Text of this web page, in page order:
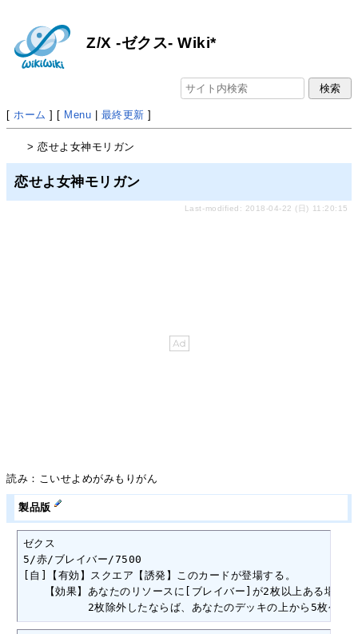
Z/X -ゼクス- Wiki*
[ ホーム ] [ Menu | 最終更新 ]
> 恋せよ女神モリガン
恋せよ女神モリガン
Last-modified: 2018-04-22 (日) 11:20:15
読み：こいせよめがみもりがん
製品版
ゼクス
5/赤/ブレイバー/7500
[自]【有効】スクエア【誘発】このカードが登場する。
【効果】あなたのリソースに[ブレイバー]が2枚以上ある場合、
2枚除外したならば、あなたのデッキの上から5枚公開し、そ